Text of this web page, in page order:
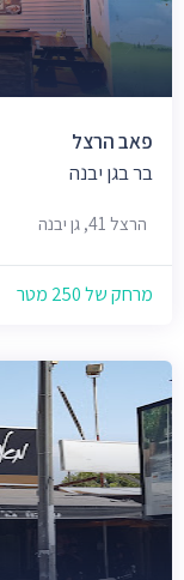
פאב הרצל
בר בגן יבנה
הרצל 41, גן יבנה
מרחק של 250 מטר